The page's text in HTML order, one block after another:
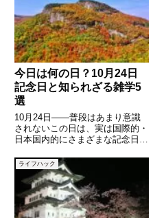
今日は何の日？10月24日
記念日と知られざる雑学5
選
10月24日――普段はあまり意識
されないこの日は、実は国際的・
日本国内的にさまざまな記念日や
す。国連の発足を祝う「国連デ
ー」や、食文化にまつわる「マー
ガリンの日」、かわいらしい「文
鳥の日」、さらには語呂合わせに
ち
ライフハック